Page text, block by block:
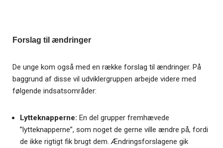
Forslag til ændringer
De unge kom også med en række forslag til ændringer. På
baggrund af disse vil udviklergruppen arbejde videre med
følgende indsatsområder:
Lytteknapperne: En del grupper fremhævede
”lytteknapperne”, som noget de gerne ville ændre på, fordi
de ikke rigtigt fik brugt dem. Ændringsforslagene gik